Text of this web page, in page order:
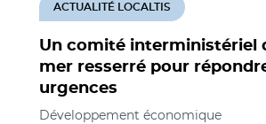
Un comité interministériel
mer resserré pour
urgences
ACTUALITÉ LOCALTIS
Développement économique